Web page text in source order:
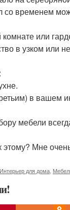
временем
или
в узком
в вашем
мебели
этому? Мне
Интерьер для дома